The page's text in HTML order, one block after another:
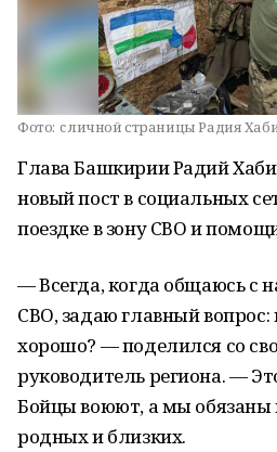
Фото: c личной страницы Радия
Глава Башкирии Радий
новый пост в социальных
поездке в зону СВО и
— Всегда, когда общаюсь с
СВО, задаю главный вопрос:
хорошо? — поделился со
руководитель региона. —
Бойцы воюют, а мы обязаны
родных и близких.